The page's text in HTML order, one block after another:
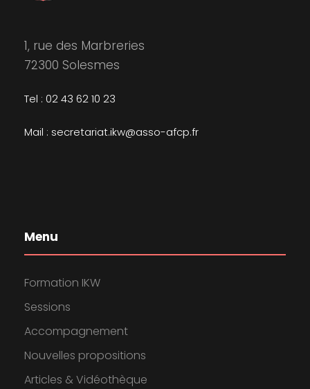
1, rue des Marbreries
72300 Solesmes
Tel : 02 43 62 10 23
Mail : secretariat.ikw@asso-afcp.fr
Menu
Formation IKW
Sessions
Accompagnement
Nouvelles propositions
Articles & Vidéothèque